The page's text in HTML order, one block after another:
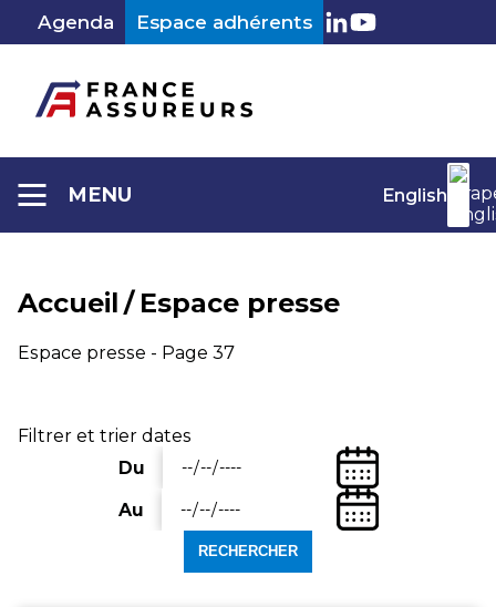
contenu
Agenda Espace adhérents LinkedIn
Youtube
MENU English
Accueil / Espace presse
Espace presse - Page 37
Filtrer et trier dates
Du
(Date
de
départ)
Entrez
date
Au
(Date
de
Entrez